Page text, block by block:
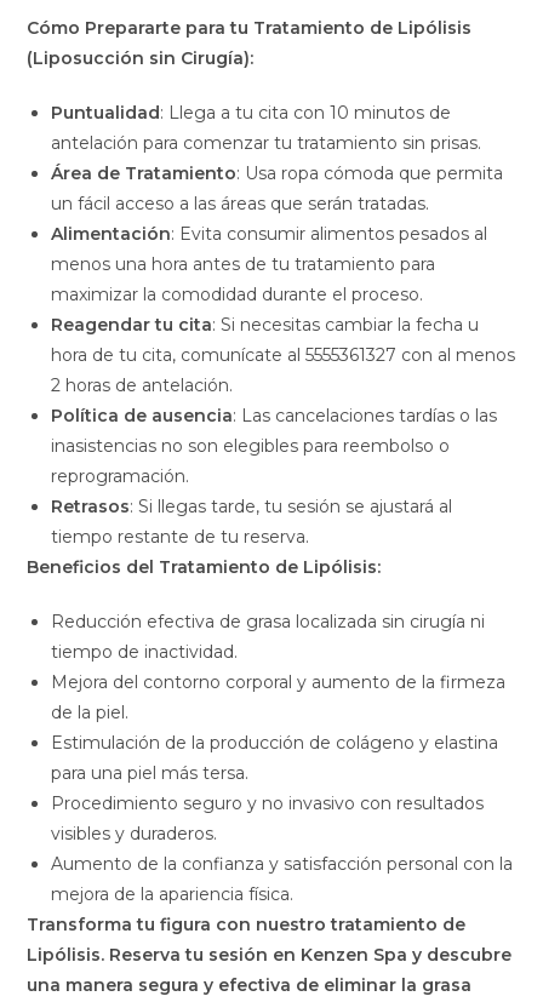
Cómo Prepararte para tu Tratamiento de Lipólisis
(Liposucción sin Cirugía):
Puntualidad: Llega a tu cita con 10 minutos de
antelación para comenzar tu tratamiento sin prisas.
Área de Tratamiento: Usa ropa cómoda que permita
un fácil acceso a las áreas que serán tratadas.
Alimentación: Evita consumir alimentos pesados al
menos una hora antes de tu tratamiento para
maximizar la comodidad durante el proceso.
Reagendar tu cita: Si necesitas cambiar la fecha u
hora de tu cita, comunícate al 5555361327 con al menos
2 horas de antelación.
Política de ausencia: Las cancelaciones tardías o las
inasistencias no son elegibles para reembolso o
reprogramación.
Retrasos: Si llegas tarde, tu sesión se ajustará al
tiempo restante de tu reserva.
Beneficios del Tratamiento de Lipólisis:
Reducción efectiva de grasa localizada sin cirugía ni
tiempo de inactividad.
Mejora del contorno corporal y aumento de la firmeza
de la piel.
Estimulación de la producción de colágeno y elastina
para una piel más tersa.
Procedimiento seguro y no invasivo con resultados
visibles y duraderos.
Aumento de la confianza y satisfacción personal con la
mejora de la apariencia física.
Transforma tu figura con nuestro tratamiento de
Lipólisis. Reserva tu sesión en Kenzen Spa y descubre
una manera segura y efectiva de eliminar la grasa